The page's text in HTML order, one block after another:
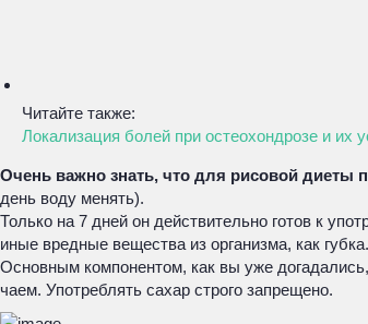
Читайте также:
Локализация болей при остеохондрозе и их
Очень важно знать, что для рисовой диеты
день воду менять).
Только на 7 дней он действительно готов к
иные вредные вещества из организма, как губка.
Основным компонентом, как вы уже
чаем. Употреблять сахар строго запрещено.